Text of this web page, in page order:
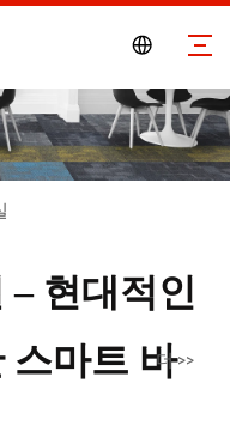
현대적인
스마트 바더 >>